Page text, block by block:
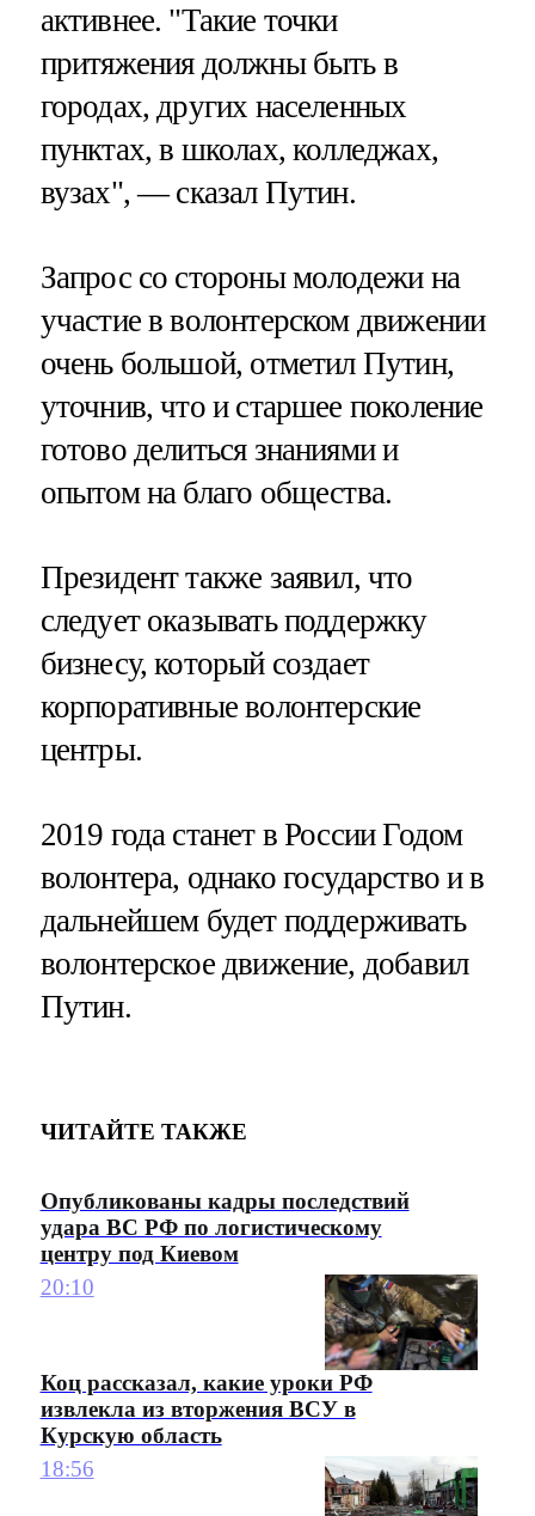
активнее. "Такие точки
притяжения должны быть в
городах, других населенных
пунктах, в школах, колледжах,
вузах", — сказал Путин.
Запрос со стороны молодежи на
участие в волонтерском движении
очень большой, отметил Путин,
уточнив, что и старшее поколение
готово делиться знаниями и
опытом на благо общества.
Президент также заявил, что
следует оказывать поддержку
бизнесу, который создает
корпоративные волонтерские
центры.
2019 года станет в России Годом
волонтера, однако государство и в
дальнейшем будет поддерживать
волонтерское движение, добавил
Путин.
ЧИТАЙТЕ ТАКЖЕ
Опубликованы кадры последствий
удара ВС РФ по логистическому
центру под Киевом
20:10
Коц рассказал, какие уроки РФ
извлекла из вторжения ВСУ в
Курскую область
18:56